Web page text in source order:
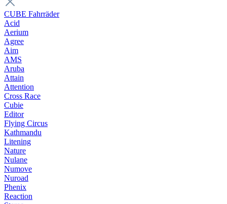
CUBE Fahrräder
Acid
Aerium
Agree
Aim
AMS
Aruba
Attain
Attention
Cross Race
Cubie
Editor
Flying Circus
Kathmandu
Litening
Nature
Nulane
Numove
Nuroad
Phenix
Reaction